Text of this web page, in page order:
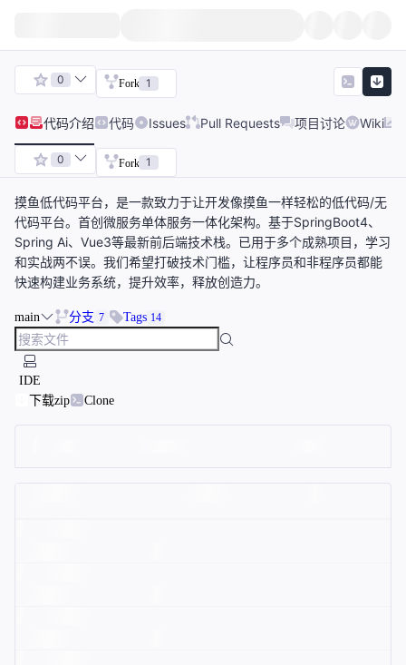
0 Fork 1
代码介绍 代码 Issues Pull Requests 项目讨论 Wiki
0 Fork 1
摸鱼低代码平台，是一款致力于让开发像摸鱼一样轻松的低代码/无
代码平台。首创微服务单体服务一体化架构。基于SpringBoot4、
Spring Ai、Vue3等最新前后端技术栈。已用于多个成熟项目，学习
和实战两不误。我们希望打破技术门槛，让程序员和非程序员都能
快速构建业务系统，提升效率，释放创造力。
main 分支 7 Tags 14
IDE
下载zip
Clone